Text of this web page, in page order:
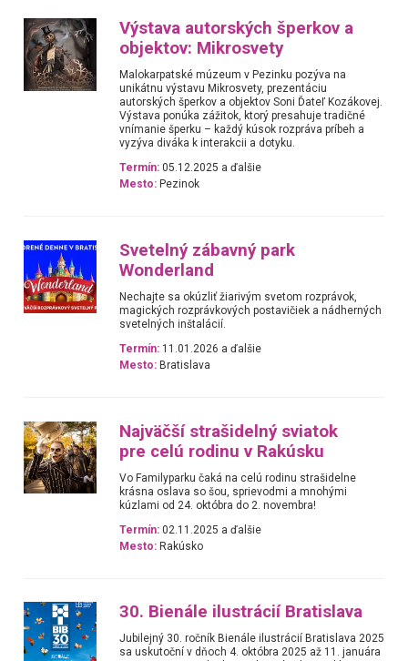
Výstava autorských šperkov a
objektov: Mikrosvety
Malokarpatské múzeum v Pezinku pozýva na
unikátnu výstavu Mikrosvety, prezentáciu
autorských šperkov a objektov Soni Ďateľ Kozákovej.
Výstava ponúka zážitok, ktorý presahuje tradičné
vnímanie šperku – každý kúsok rozpráva príbeh a
vyzýva diváka k interakcii a dotyku.
Termín: 05.12.2025 a ďalšie
Mesto: Pezinok
Svetelný zábavný park
Wonderland
Nechajte sa okúzliť žiarivým svetom rozprávok,
magických rozprávkových postavičiek a nádherných
svetelných inštalácií.
Termín: 11.01.2026 a ďalšie
Mesto: Bratislava
Najväčší strašidelný sviatok
pre celú rodinu v Rakúsku
Vo Familyparku čaká na celú rodinu strašidelne
krásna oslava so šou, sprievodmi a mnohými
kúzlami od 24. októbra do 2. novembra!
Termín: 02.11.2025 a ďalšie
Mesto: Rakúsko
30. Bienále ilustrácií Bratislava
Jubilejný 30. ročník Bienále ilustrácií Bratislava 2025
sa uskutoční v dňoch 4. októbra 2025 až 11. januára